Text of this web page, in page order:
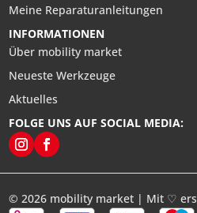
Meine Reparaturanleitungen
INFORMATIONEN
Über mobility market
Neueste Werkzeuge
Aktuelles
FOLGE UNS AUF SOCIAL MEDIA:
© 2026 mobility market | Mit ♡